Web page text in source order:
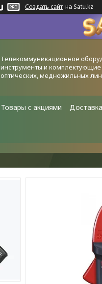
Создать сайт на Satu.kz
Телекоммуникационное
инструменты и комплектующие
оптических, медножильных
Товары с акциями